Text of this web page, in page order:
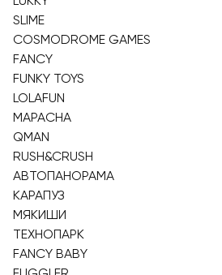
SLIME
COSMODROME GAMES
FANCY
FUNKY TOYS
LOLAFUN
MAPACHA
QMAN
RUSH&CRUSH
АВТОПАНОРАМА
КАРАПУЗ
МЯКИШИ
ТЕХНОПАРК
FANCY BABY